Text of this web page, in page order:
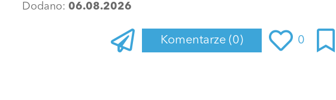
Dodano: 06.08.2026
Komentarze (0) 0